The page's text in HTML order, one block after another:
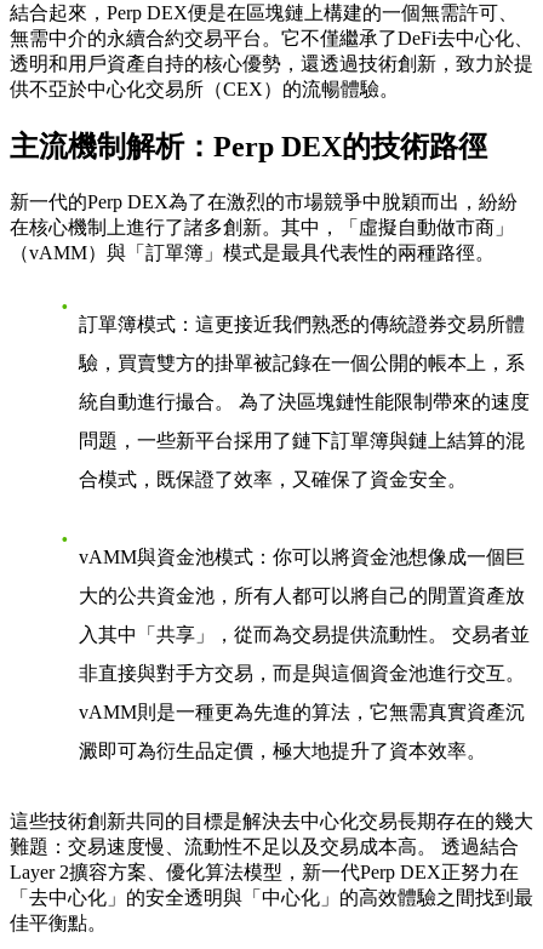
結合起來，Perp DEX便是在區塊鏈上構建的一個無需許可、
無需中介的永續合約交易平台。它不僅繼承了DeFi去中心化、
透明和用戶資產自持的核心優勢，還透過技術創新，致力於提
供不亞於中心化交易所（CEX）的流暢體驗。
主流機制解析：Perp DEX的技術路徑
新一代的Perp DEX為了在激烈的市場競爭中脫穎而出，紛紛
在核心機制上進行了諸多創新。其中，「虛擬自動做市商」
（vAMM）與「訂單簿」模式是最具代表性的兩種路徑。
訂單簿模式 ：這更接近我們熟悉的傳統證券交易所體
驗，買賣雙方的掛單被記錄在一個公開的帳本上，系
統自動進行撮合。 為了決區塊鏈性能限制帶來的速度
問題，一些新平台採用了鏈下訂單簿與鏈上結算的混
合模式，既保證了效率，又確保了資金安全。
vAMM與資金池模式 ：你可以將資金池想像成一個巨
大的公共資金池，所有人都可以將自己的閒置資產放
入其中「共享」，從而為交易提供流動性。 交易者並
非直接與對手方交易，而是與這個資金池進行交互。
vAMM則是一種更為先進的算法，它無需真實資產沉
澱即可為衍生品定價，極大地提升了資本效率。
這些技術創新共同的目標是解決去中心化交易長期存在的幾大
難題：交易速度慢、流動性不足以及交易成本高。 透過結合
Layer 2擴容方案、優化算法模型，新一代Perp DEX正努力在
「去中心化」的安全透明與「中心化」的高效體驗之間找到最
佳平衡點。